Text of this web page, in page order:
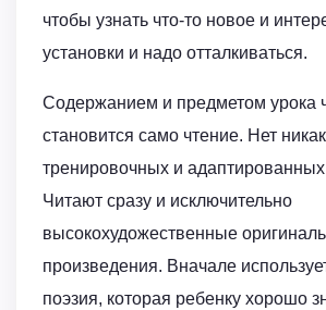
чтобы узнать что-то новое и
установки и надо отталкиваться.
Содержанием и предметом урока
становится само чтение. Нет
тренировочных и адаптированных
Читают сразу и исключительно
высокохудожественные
произведения. Вначале
поэзия, которая ребенку хорошо